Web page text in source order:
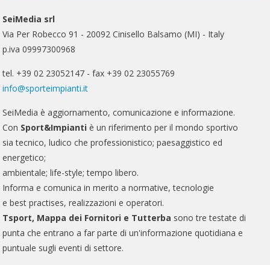
SeiMedia srl
Via Per Robecco 91 - 20092 Cinisello Balsamo (MI) - Italy
p.iva 09997300968
tel. +39 02 23052147 - fax +39 02 23055769
info@sporteimpianti.it
SeiMedia è aggiornamento, comunicazione e informazione.
Con Sport&Impianti è un riferimento per il mondo sportivo
sia tecnico, ludico che professionistico; paesaggistico ed
energetico;
ambientale; life-style; tempo libero.
Informa e comunica in merito a normative, tecnologie
e best practises, realizzazioni e operatori.
Tsport, Mappa dei Fornitori e Tutterba sono tre testate di
punta che entrano a far parte di un'informazione quotidiana e
puntuale sugli eventi di settore.